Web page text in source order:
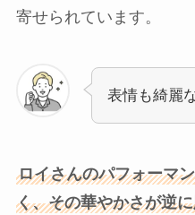
寄せられています。
表情も綺麗
ロイさんのパフォーマ
く、その華やかさが逆